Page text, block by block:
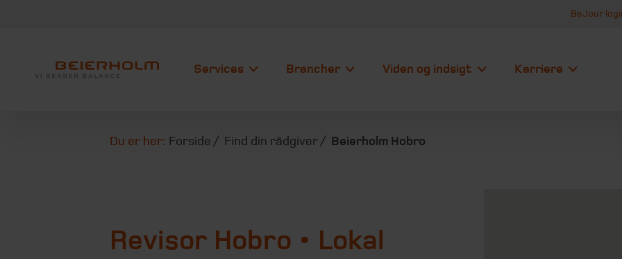
BeJour
Services Brancher Viden og indsigt Karriere
Du er her: Forside Find din rådgiver Beierholm Hobro
Revisor Hobro • Lokal